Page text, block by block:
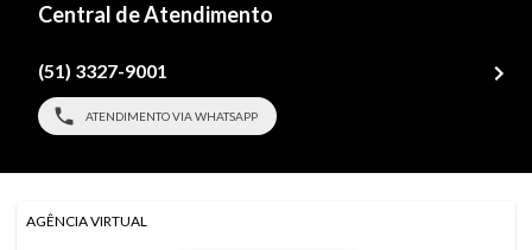
Central de Atendimento
(51) 3327-9001
ATENDIMENTO VIA WHATSAPP
AGÊNCIA VIRTUAL